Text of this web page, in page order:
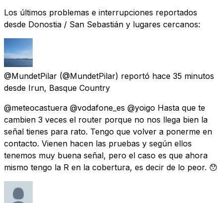
Los últimos problemas e interrupciones reportados
desde Donostia / San Sebastián y lugares cercanos:
@MundetPilar (@MundetPilar) reportó hace 35 minutos
desde Irun, Basque Country
@meteocastuera @vodafone_es @yoigo Hasta que te
cambien 3 veces el router porque no nos llega bien la
señal tienes para rato. Tengo que volver a ponerme en
contacto. Vienen hacen las pruebas y según ellos
tenemos muy buena señal, pero el caso es que ahora
mismo tengo la R en la cobertura, es decir de lo peor. 😯